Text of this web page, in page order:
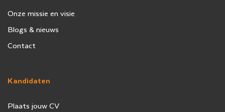
Onze missie en visie
Blogs & nieuws
Contact
Kandidaten
Plaats jouw CV